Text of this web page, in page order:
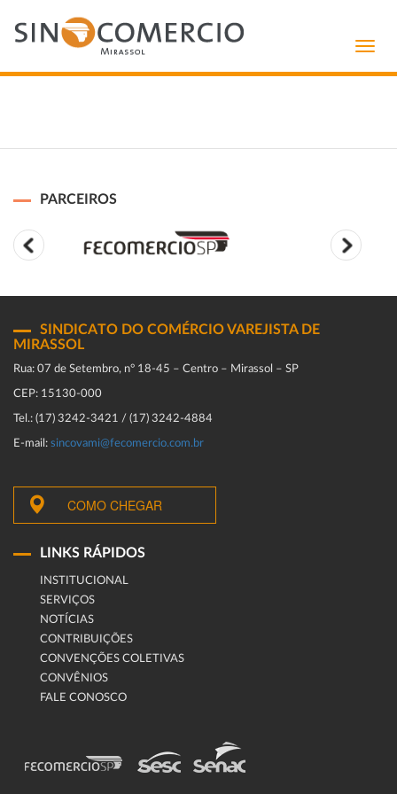
PARCEIROS
SINDICATO DO COMÉRCIO VAREJISTA DE
MIRASSOL
Rua: 07 de Setembro, n° 18-45 – Centro – Mirassol – SP
CEP: 15130-000
Tel.: (17) 3242-3421 / (17) 3242-4884
E-mail: sincovami@fecomercio.com.br
COMO CHEGAR
LINKS RÁPIDOS
INSTITUCIONAL
SERVIÇOS
NOTÍCIAS
CONTRIBUIÇÕES
CONVENÇÕES COLETIVAS
CONVÊNIOS
FALE CONOSCO